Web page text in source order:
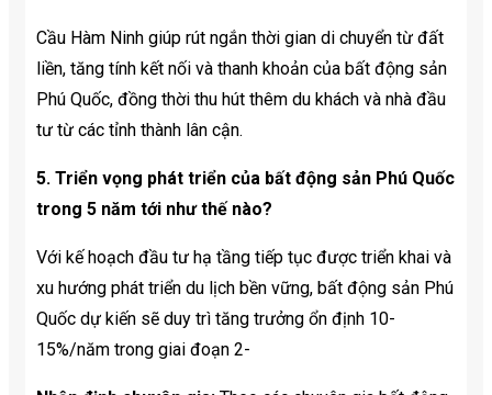
Cầu Hàm Ninh giúp rút ngắn thời gian di chuyển từ đất
liền, tăng tính kết nối và thanh khoản của bất động sản
Phú Quốc, đồng thời thu hút thêm du khách và nhà đầu
tư từ các tỉnh thành lân cận.
5. Triển vọng phát triển của bất động sản Phú Quốc
trong 5 năm tới như thế nào?
Với kế hoạch đầu tư hạ tầng tiếp tục được triển khai và
xu hướng phát triển du lịch bền vững, bất động sản Phú
Quốc dự kiến sẽ duy trì tăng trưởng ổn định 10-
15%/năm trong giai đoạn 2-